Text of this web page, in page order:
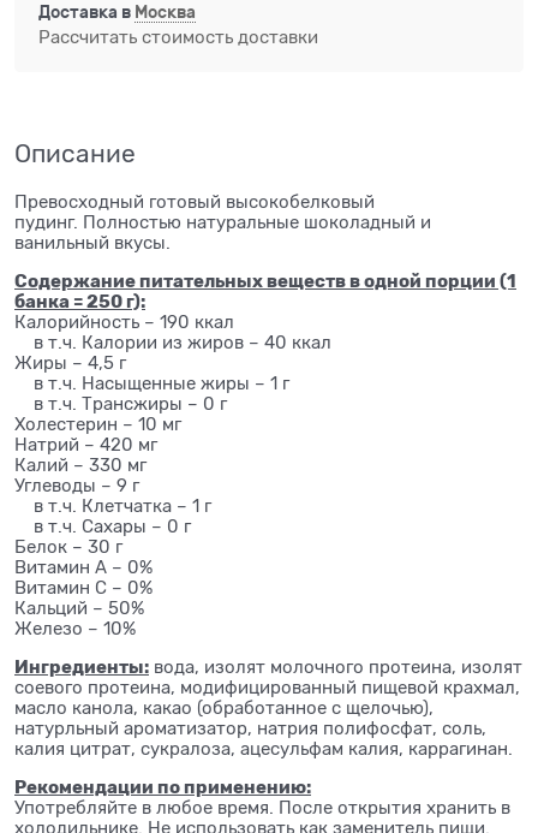
Доставка в Москва
Рассчитать стоимость доставки
Описание
Превосходный готовый высокобелковый
пудинг. Полностью натуральные шоколадный и
ванильный вкусы.
Содержание питательных веществ в одной порции (1
банка = 250 г):
Калорийность – 190 ккал
в т.ч. Калории из жиров – 40 ккал
Жиры – 4,5 г
в т.ч. Насыщенные жиры – 1 г
в т.ч. Трансжиры – 0 г
Холестерин – 10 мг
Натрий – 420 мг
Калий – 330 мг
Углеводы – 9 г
в т.ч. Клетчатка – 1 г
в т.ч. Сахары – 0 г
Белок – 30 г
Витамин А – 0%
Витамин С – 0%
Кальций – 50%
Железо – 10%
Ингредиенты: вода, изолят молочного протеина, изолят
соевого протеина, модифицированный пищевой крахмал,
масло канола, какао (обработанное с щелочью),
натурльный ароматизатор, натрия полифосфат, соль,
калия цитрат, сукралоза, ацесульфам калия, каррагинан.
Рекомендации по применению:
Употребляйте в любое время. После открытия хранить в
холодильнике. Не использовать как заменитель пищи.